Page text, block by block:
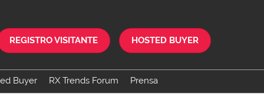
REGISTRO VISITANTE HOSTED BUYER
Buyer RX Trends Forum Prensa